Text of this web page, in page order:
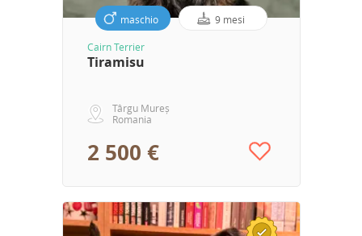
maschio 9 mesi
Cairn Terrier
Tiramisu
Târgu Mureș
Romania
2 500 €